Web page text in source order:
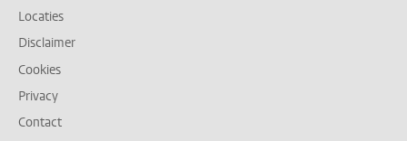
Locaties
Disclaimer
Cookies
Privacy
Contact